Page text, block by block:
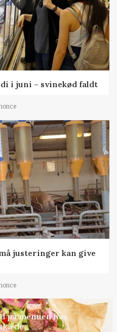
i juni – svinekød faldt
justeringer kan give
på menuen hos